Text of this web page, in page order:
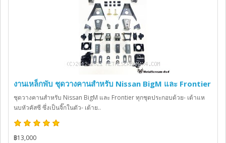
งานเหล็กพับ ชุดวางคานสำหรับ Nissan BigM และ Frontier
ชุดวางคานสำหรับ Nissan BigM และ Frontier ทุกชุดประกอบด้วย- เต้าแห
นบหัวคัสซี ซึ่งเป็นจิ๊กในตัว- เต้าย..
฿13,000